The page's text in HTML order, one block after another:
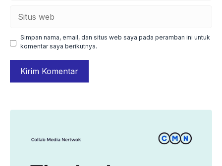
web
Simpan nama, email, dan situs web saya pada peramban ini untuk
komentar saya berikutnya.